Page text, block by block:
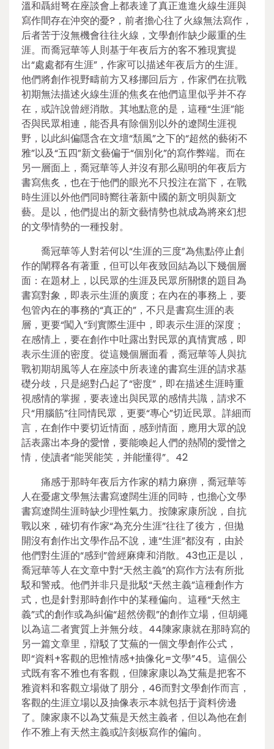
溫和聶紺弩在座談會上都表達了真正進進火線生涯與
寫作間存在沖突的憂?，前者擔心往了火線無法寫作，
后者苦于沒無機會往往火線，文學創作缺少嚴重的生
涯。而喬冠華等人則基于年夜后方的客不雅現實提
出“處處都有生涯”，作家可以描述年夜后方的生涯。
他們將創作視野疇前方又移挪回后方，作家們在抗戰
初期無法描述火線生涯的焦炙在他們這里似乎并不存
在，或許說曾經消散。其地點意的是，這種“生涯”能
否與民眾相連，能否具有除個別以外的遼闊生涯視
野，以此糾偏隱含在文壇“頹風”之下的“超然的藝術不
雅”以及“五四”新文藝偏于“個別化”的寫作弊端。而在
另一層面上，喬冠華等人并沒有那么顯明的年夜后方
書寫焦炙，也在于他們的眼光不只投注在當下，在戰
時生涯以外他們同時嚮往著新中國的新文明與新文
藝。是以，他們提出的新文藝情勢也就成為將來幻想
的文學情勢的一種投射。
喬冠華等人對若何以“生涯的三度”為焦點停止創
作的闡釋各有著重，但可以年夜致回結為以下幾個層
面：在題材上，以民眾的生涯及民眾所關懷的題目為
書寫對象，即表示生涯的廣度；在內在的事務上，要
包管內在的事務的“真正的”，不只是書寫生涯的表
層，更要“闖入”到實際生涯中，即表示生涯的深度；
在感情上，要在創作中吐露出對民眾的真情實感，即
表示生涯的密度。從這幾個層面看，喬冠華等人與抗
戰初期胡風等人在座談中所表達的書寫生涯的請求基
礎分歧，只是絕對凸起了“密度”，即在描述生涯時重
視感情的掌握，要表達出與民眾的感情共識，請求不
只“用腦筋”往同情民眾，更要“專心”切近民眾。詳細而
言，在創作中要切近情面，感到情面，應用大眾的說
話表露出本身的愛憎，要能喚起人們的熱鬧的愛憎之
情，使讀者“能哭能笑，并能懂得”。42
痛感于那時年夜后方作家的精力麻痹，喬冠華等
人在憂慮文學無法書寫遼闊生涯的同時，也擔心文學
書寫遼闊生涯時缺少理性氣力。按陳家康所說，自抗
戰以來，確切有作家“為充分生涯”往往了後方，但拋
開沒有創作出文學作品不說，連“生涯”都沒有，由於
他們對生涯的“感到”曾經麻痺和消散。43也正是以，
喬冠華等人在文章中對“天然主義”的寫作方法有所批
駁和警戒。他們并非只是批駁“天然主義”這種創作方
式，也是針對那時創作中的某種偏向。這種“天然主
義”式的創作或為糾偏“超然傍觀”的創作立場，但胡繩
以為這二者實質上并無分歧。44陳家康就在那時寫的
另一篇文章里，辯駁了艾蕪的一個文學創作公式，
即“資料+客觀的思惟情感+抽像化=文學”45。這個公
式既有客不雅也有客觀，但陳家康以為艾蕪是把客不
雅資料和客觀立場做了朋分，46而對文學創作而言，
客觀的生涯立場以及抽像表示本就包括于資料傍邊
了。陳家康不以為艾蕪是天然主義者，但以為他在創
作不雅上有天然主義或許刻板寫作的偏向。